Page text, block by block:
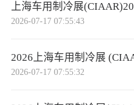
上海车用制冷展
2026-07-17 07:55:43
2026上海车用制冷展
2026-07-17 07:55:32